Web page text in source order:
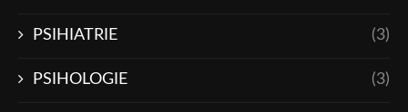
PSIHIATRIE (3)
PSIHOLOGIE (3)